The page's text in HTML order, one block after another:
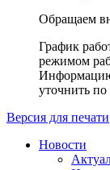
Обращаем
График
режимом
уточнить
Версия для печати
Новости